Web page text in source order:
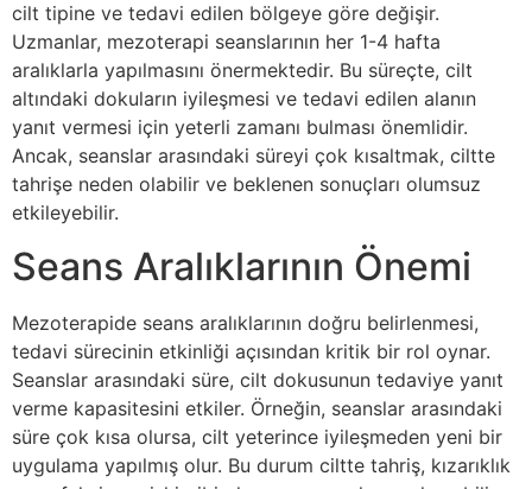
cilt tipine ve tedavi edilen bölgeye göre değişir.
Uzmanlar, mezoterapi seanslarının her 1-4 hafta
aralıklarla yapılmasını önermektedir. Bu süreçte, cilt
altındaki dokuların iyileşmesi ve tedavi edilen alanın
yanıt vermesi için yeterli zamanı bulması önemlidir.
Ancak, seanslar arasındaki süreyi çok kısaltmak, ciltte
tahrişe neden olabilir ve beklenen sonuçları olumsuz
etkileyebilir.
Seans Aralıklarının Önemi
Mezoterapide seans aralıklarının doğru belirlenmesi,
tedavi sürecinin etkinliği açısından kritik bir rol oynar.
Seanslar arasındaki süre, cilt dokusunun tedaviye yanıt
verme kapasitesini etkiler. Örneğin, seanslar arasındaki
süre çok kısa olursa, cilt yeterince iyileşmeden yeni bir
uygulama yapılmış olur. Bu durum ciltte tahriş, kızarıklık